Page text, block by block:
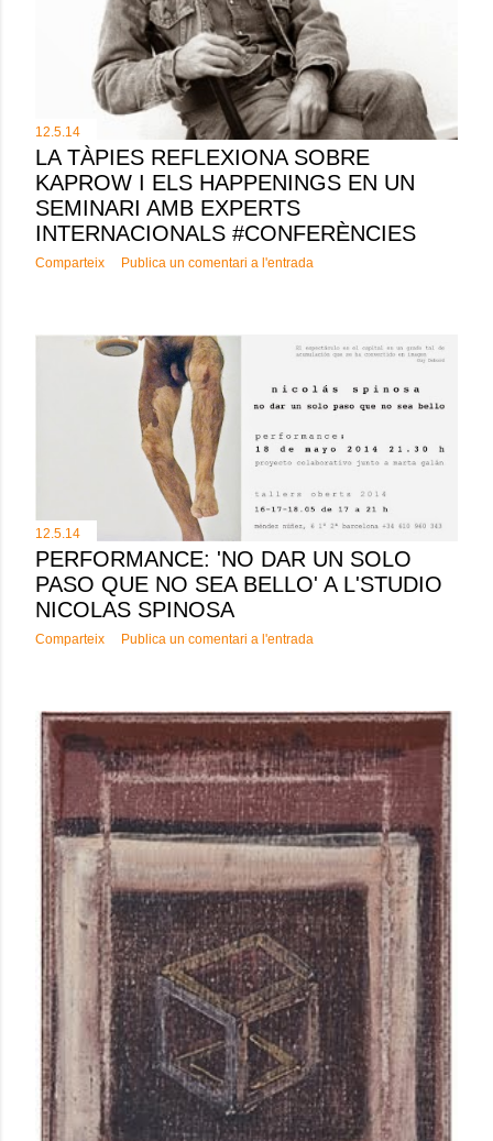
12.5.14
LA TÀPIES REFLEXIONA SOBRE
KAPROW I ELS HAPPENINGS EN UN
SEMINARI AMB EXPERTS
INTERNACIONALS #CONFERÈNCIES
Comparteix Publica un comentari a l'entrada
12.5.14
PERFORMANCE: 'NO DAR UN SOLO
PASO QUE NO SEA BELLO' A L'STUDIO
NICOLAS SPINOSA
Comparteix Publica un comentari a l'entrada